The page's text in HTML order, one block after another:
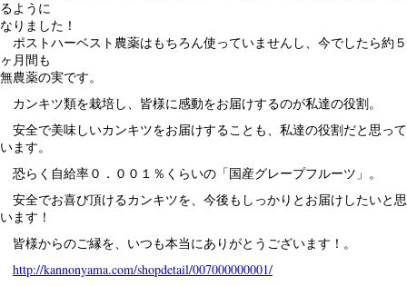
るように
なりました！
ポストハーベスト農薬はもちろん使っていませんし、今でしたら約５
ヶ月間も
無農薬の実です。
カンキツ類を栽培し、皆様に感動をお届けするのが私達の役割。
安全で美味しいカンキツをお届けすることも、私達の役割だと思って
います。
恐らく自給率０．００１％くらいの「国産グレープフルーツ」。
安全でお喜び頂けるカンキツを、今後もしっかりとお届けしたいと思
います！
皆様からのご縁を、いつも本当にありがとうございます！。
http://kannonyama.com/shopdetail/007000000001/